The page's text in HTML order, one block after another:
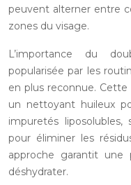
peuvent alterner entre
zones du visage.
L’importance du
popularisée par les
en plus reconnue. Cette
un nettoyant huileux
impuretés liposolubles,
pour éliminer les
approche garantit une
déshydrater.